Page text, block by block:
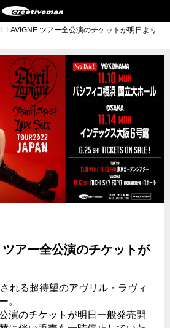
LAVIGNE ツアー全公演のチケットが明日より
アー全公演のチケットが
れる超待望のアヴリル・ラヴィ
。
演のチケットが明日一般発売開